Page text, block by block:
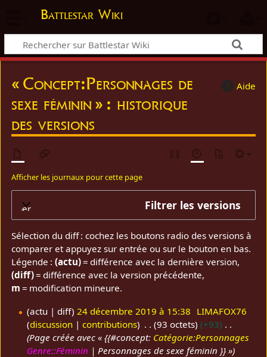
Battlestar Wiki
Aide
« Concept:Personnages de
sexe féminin » : historique
des versions
Afficher les journaux pour cette page
Filtrer les versions
Sélection du diff : cochez les boutons radio des versions à
comparer et appuyez sur entrée ou sur le bouton en bas.
Légende :(actu)= différence avec la dernière version,
(diff)= différence avec la version précédente,
m = modification mineure.
actu diff 24 décembre 2019 à 15:38 LIMAFOX76
discussion
contributions 93 octets
+93
Page créée avec « {{#concept: Catégorie:Personnages
Genre::Féminin | Personnages de sexe féminin }} »